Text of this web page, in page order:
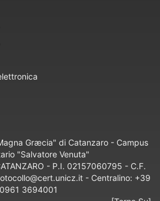
Græcia" di Catanzaro - Campus
"Salvatore Venuta"
- P.I. 02157060795 - C.F.
- Centralino: +39
0961 3694001